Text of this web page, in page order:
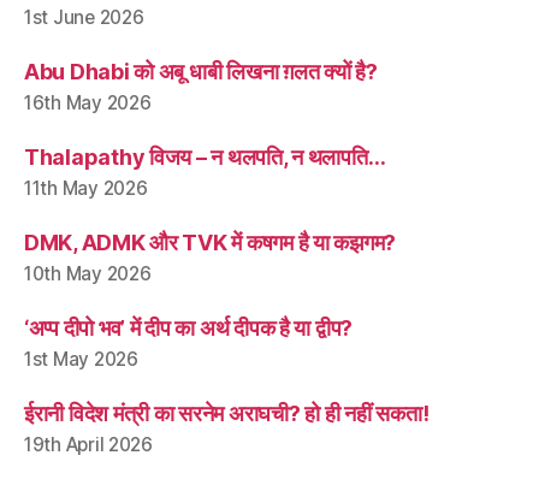
1st June 2026
Abu Dhabi को अबू धाबी लिखना ग़लत क्यों है?
16th May 2026
Thalapathy विजय – न थलपति, न थलापति…
11th May 2026
DMK, ADMK और TVK में कषगम है या कझगम?
10th May 2026
‘अप्प दीपो भव’ में दीप का अर्थ दीपक है या द्वीप?
1st May 2026
ईरानी विदेश मंत्री का सरनेम अराघची? हो ही नहीं सकता!
19th April 2026